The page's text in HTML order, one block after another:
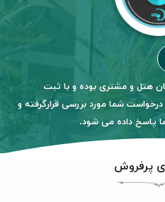
هتل و مشتری بوده و با ثبت
شما مورد بررسی قرارگرفته و
پرفروش